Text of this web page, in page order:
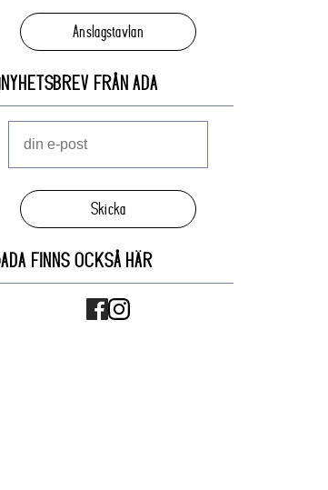
Anslagstavlan
NYHETSBREV FRÅN ADA
Skicka
ADA FINNS OCKSÅ HÄR